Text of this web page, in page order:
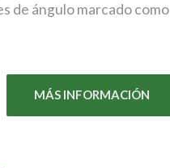
de ángulo marcado como
MÁS INFORMACIÓN